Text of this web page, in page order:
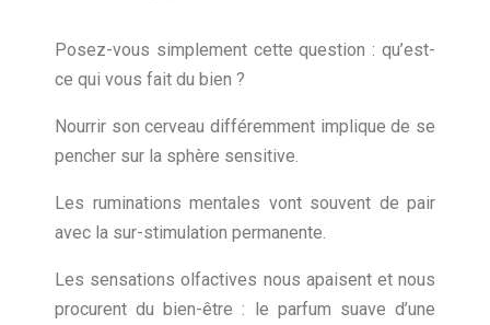
Posez-vous simplement cette question : qu’est-
ce qui vous fait du bien ?
Nourrir son cerveau différemment implique de se
pencher sur la sphère sensitive.
Les ruminations mentales vont souvent de pair
avec la sur-stimulation permanente.
Les sensations olfactives nous apaisent et nous
procurent du bien-être : le parfum suave d’une